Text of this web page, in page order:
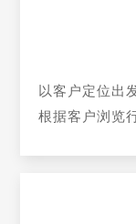
以客户定位出
根据客户浏览